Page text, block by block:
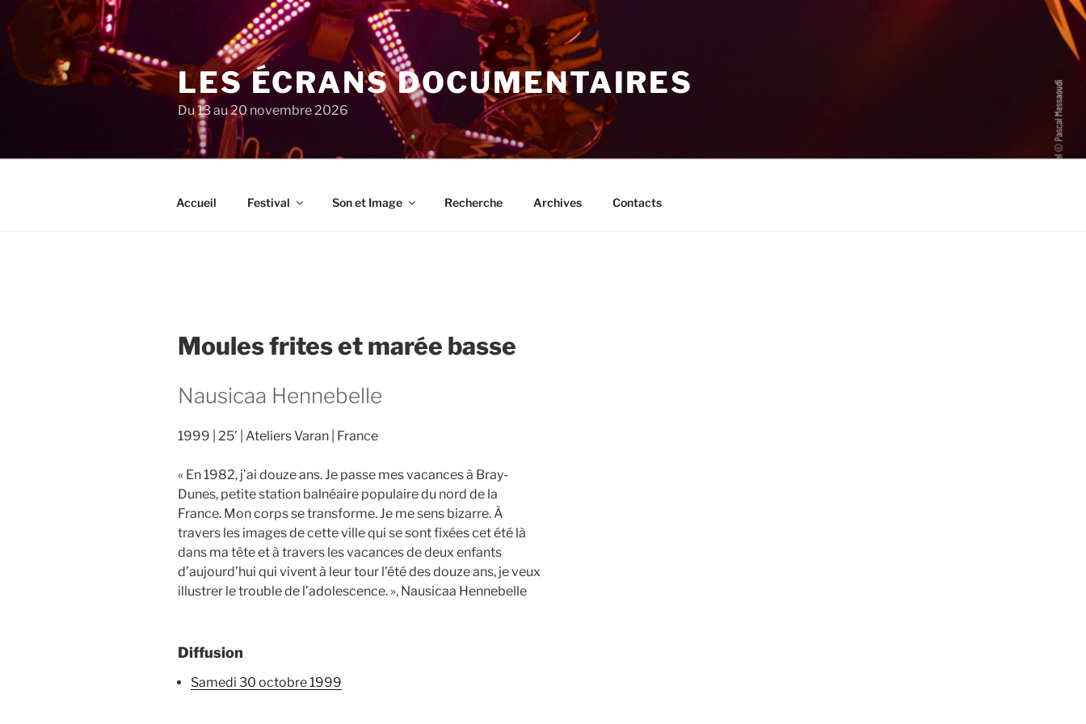
au
contenu
principal
LES ÉCRANS DOCUMENTAIRES
Du 13 au 20 novembre 2026
Accueil Festival Son et Image Recherche Archives Contacts
Moules frites et marée basse
Nausicaa Hennebelle
1999 25’ Ateliers Varan France
« En 1982, j’ai douze ans. Je passe mes vacances à Bray-
Dunes, petite station balnéaire populaire du nord de la
France. Mon corps se transforme. Je me sens bizarre. À
travers les images de cette ville qui se sont fixées cet été là
dans ma tête et à travers les vacances de deux enfants
d’aujourd’hui qui vivent à leur tour l’été des douze ans, je veux
illustrer le trouble de l’adolescence. », Nausicaa Hennebelle
Diffusion
samedi 30 octobre 1999